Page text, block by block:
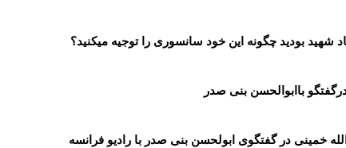
بودید چگونه این خود سانسوری را توجیه میکنید؟
باابوالحسن بنی صدر
خمینی در گفتگوی ابولحسن بنی صدر با رادیو فرانسه